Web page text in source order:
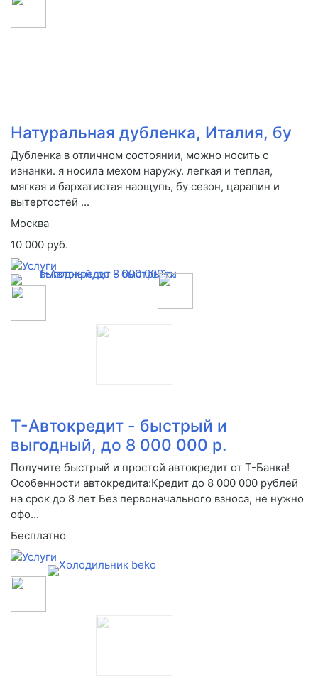
Натуральная дубленка, Италия, бу
Дубленка в отличном состоянии, можно носить с
изнанки. я носила мехом наружу. легкая и теплая,
мягкая и бархатистая наощупь, бу сезон, царапин и
вытертостей ...
Москва
10 000 руб.
Т-Автокредит - быстрый и
выгодный, до 8 000 000 р.
Получите быстрый и простой автокредит от Т-Банка!
Особенности автокредита:Кредит до 8 000 000 рублей
на срок до 8 лет Без первоначального взноса, не нужно
офо...
Бесплатно